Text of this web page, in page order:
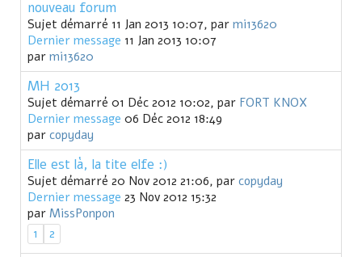
nouveau forum
Sujet démarré 11 Jan 2013 10:07, par mi13620
Dernier message 11 Jan 2013 10:07
par mi13620
MH 2013
Sujet démarré 01 Déc 2012 10:02, par FORT KNOX
Dernier message 06 Déc 2012 18:49
par copyday
Elle est là, la tite elfe :)
Sujet démarré 20 Nov 2012 21:06, par copyday
Dernier message 23 Nov 2012 15:32
par MissPonpon
1
2